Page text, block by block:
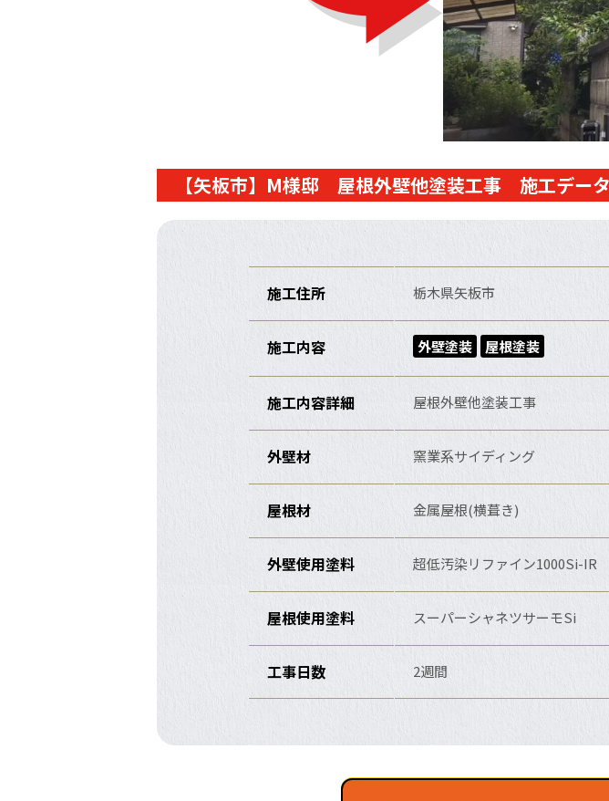
【矢板市】M様邸 屋根外壁他塗装工事 施工データ
施工住所 栃木県矢板市
施工内容 外壁塗装 屋根塗装
施工内容詳細 屋根外壁他塗装工事
外壁材 窯業系サイディング
屋根材 金属屋根(横葺き)
外壁使用塗料 超低汚染リファイン1000Si-IR
屋根使用塗料 スーパーシャネツサーモSi
工事日数 2週間